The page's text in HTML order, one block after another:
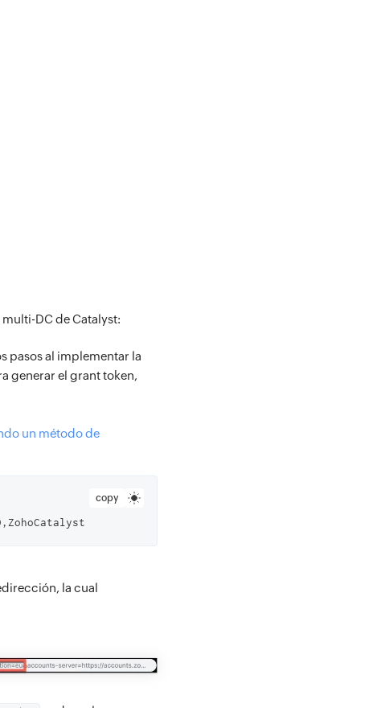
DC de Catalyst:
pasos al implementar la
generar el grant token,
un método de
copy
la cual